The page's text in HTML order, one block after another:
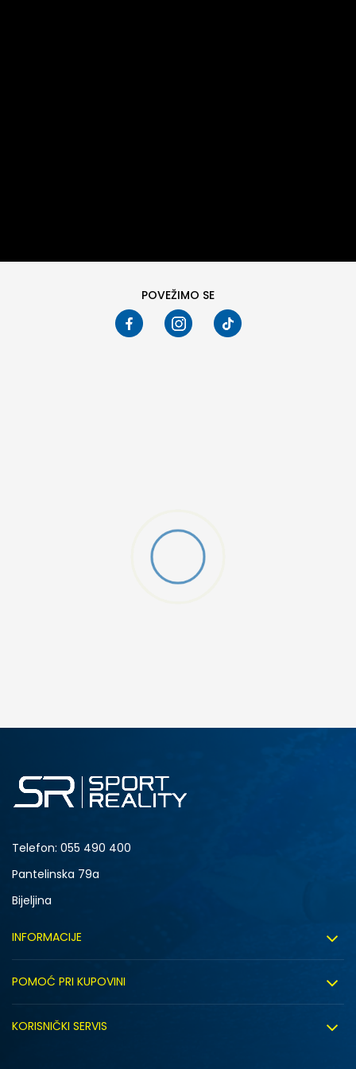
POVEŽIMO SE
Telefon: 055 490 400
Pantelinska 79a
Bijeljina
INFORMACIJE
Sport&Bonus pravila
POMOĆ PRI KUPOVINI
KORISNIČKI SERVIS